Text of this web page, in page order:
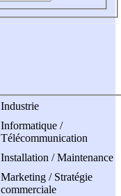
Industrie
Informatique /
Télécommunication
Installation / Maintenance
Marketing / Stratégie
commerciale